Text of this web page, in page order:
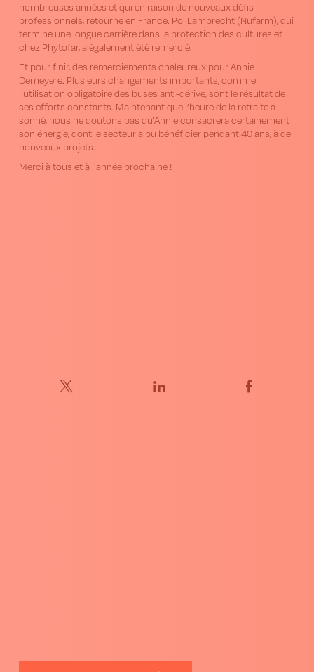
nombreuses années et qui en raison de nouveaux défis
professionnels, retourne en France. Pol Lambrecht (Nufarm), qui
termine une longue carrière dans la protection des cultures et
chez Phytofar, a également été remercié.
Et pour finir, des remerciements chaleureux pour Annie
Demeyere. Plusieurs changements importants, comme
l'utilisation obligatoire des buses anti-dérive, sont le résultat de
ses efforts constants. Maintenant que l’heure de la retraite a
sonné, nous ne doutons pas qu’Annie consacrera certainement
son énergie, dont le secteur a pu bénéficier pendant 40 ans, à de
nouveaux projets.
Merci à tous et à l'année prochaine !